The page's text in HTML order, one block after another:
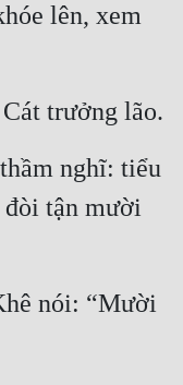
lên, xem
trưởng lão.
nghĩ: tiểu
đòi tận mười
nói: “Mười